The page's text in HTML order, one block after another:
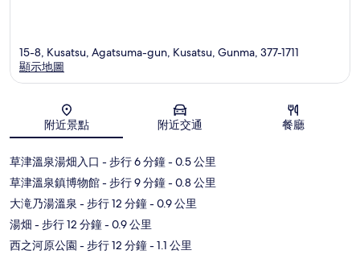
地圖
15-8, Kusatsu, Agatsuma-gun, Kusatsu, Gunma, 377-1711
顯示地圖
附近景點 附近交通 餐廳
草津溫泉湯畑入口 - 步行 6 分鐘- 0.5 公里
草津溫泉鎮博物館- 步行 9 分鐘- 0.8 公里
大滝乃湯溫泉 - 步行 12 分鐘- 0.9 公里
湯畑 - 步行 12 分鐘- 0.9 公里
西之河原公園 - 步行 12 分鐘- 1.1 公里